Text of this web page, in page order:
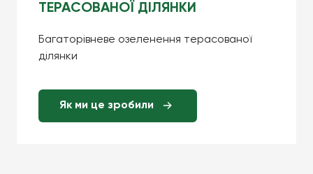
ТЕРАСОВАНОЇ ДІЛЯНКИ
Багаторівневе озеленення терасованої
ділянки
Як ми це зробили